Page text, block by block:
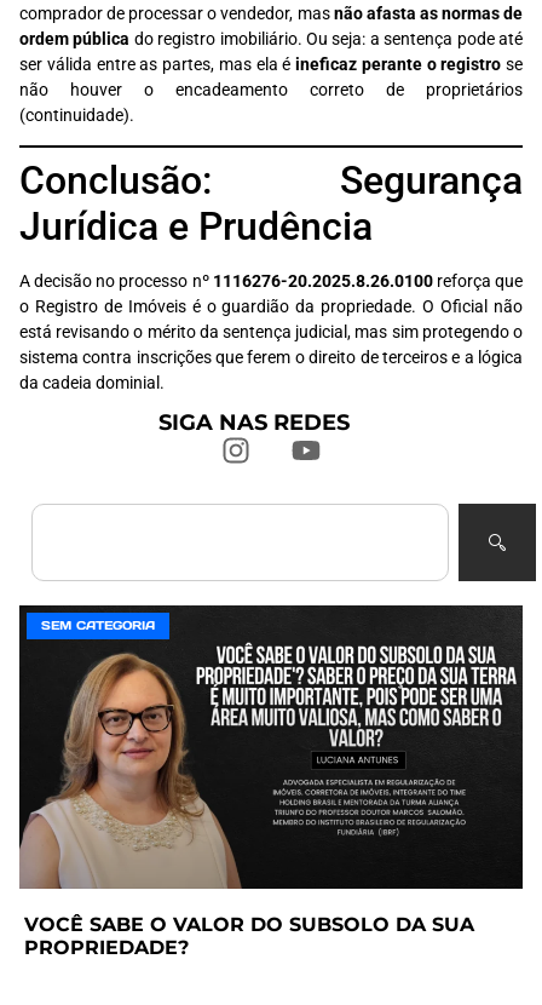
comprador de processar o vendedor, masnão afasta as normas de
ordem pública do registro imobiliário. Ou seja: a sentença pode até
ser válida entre as partes, mas ela é ineficaz perante o registro se
não houver o encadeamento correto de proprietários
(continuidade).
Conclusão: Segurança
Jurídica e Prudência
A decisão no processo nº 1116276-20.2025.8.26.0100reforça que
o Registro de Imóveis é o guardião da propriedade. O Oficial não
está revisando o mérito da sentença judicial, mas sim protegendo o
sistema contra inscrições que ferem o direito de terceiros e a lógica
da cadeia dominial.
SIGA NAS REDES
SEM CATEGORIA
VOCÊ SABE O VALOR DO SUBSOLO DA SUA
PROPRIEDADE?